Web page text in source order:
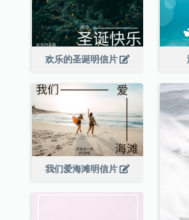
欢乐的圣诞明信片
我们爱海滩明信片